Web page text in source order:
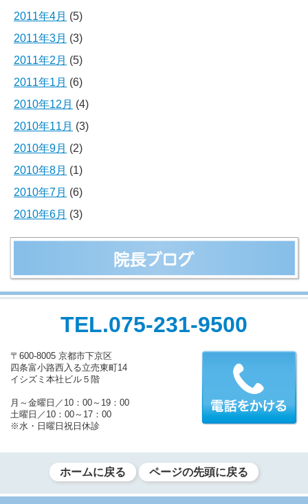
2011年4月 (5)
2011年3月 (3)
2011年2月 (5)
2011年1月 (6)
2010年12月 (4)
2010年11月 (3)
2010年9月 (2)
2010年8月 (1)
2010年7月 (6)
2010年6月 (3)
TEL.075-231-9500
〒600-8005 京都市下京区
四条富小路西入る立売東町14
イシズミ本社ビル５階
月～金曜日／10：00～19：00
土曜日／10：00～17：00
※水・日曜日祝日休診
ホームに戻る ページの先頭に戻る